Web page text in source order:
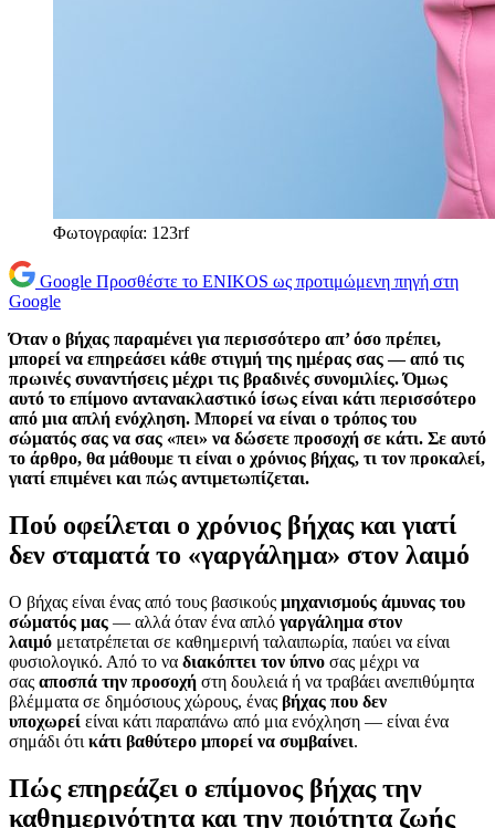
Φωτογραφία: 123rf
Google Προσθέστε το ENIKOS ως προτιμώμενη πηγή στη
Google
Όταν ο βήχας παραμένει για περισσότερο απ’ όσο πρέπει,
μπορεί να επηρεάσει κάθε στιγμή της ημέρας σας — από τις
πρωινές συναντήσεις μέχρι τις βραδινές συνομιλίες. Όμως
αυτό το επίμονο αντανακλαστικό ίσως είναι κάτι περισσότερο
από μια απλή ενόχληση. Μπορεί να είναι ο τρόπος του
σώματός σας να σας «πει» να δώσετε προσοχή σε κάτι. Σε αυτό
το άρθρο, θα μάθουμε τι είναι ο χρόνιος βήχας, τι τον προκαλεί,
γιατί επιμένει και πώς αντιμετωπίζεται.
Πού οφείλεται ο χρόνιος βήχας και γιατί
δεν σταματά το «γαργάλημα» στον λαιμό
Ο βήχας είναι ένας από τους βασικούς μηχανισμούς άμυνας του
σώματός μας — αλλά όταν ένα απλό γαργάλημα στον
λαιμό μετατρέπεται σε καθημερινή ταλαιπωρία, παύει να είναι
φυσιολογικό. Από το να διακόπτει τον ύπνο σας μέχρι να
σας αποσπά την προσοχή στη δουλειά ή να τραβάει ανεπιθύμητα
βλέμματα σε δημόσιους χώρους, ένας βήχας που δεν
υποχωρεί είναι κάτι παραπάνω από μια ενόχληση — είναι ένα
σημάδι ότι κάτι βαθύτερο μπορεί να συμβαίνει.
Πώς επηρεάζει ο επίμονος βήχας την
καθημερινότητα και την ποιότητα ζωής